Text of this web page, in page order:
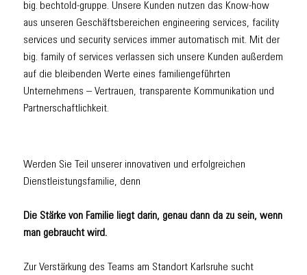
big. bechtold-gruppe. Unsere Kunden nutzen das Know-how
aus unseren Geschäftsbereichen engineering services, facility
services und security services immer automatisch mit. Mit der
big. family of services verlassen sich unsere Kunden außerdem
auf die bleibenden Werte eines familiengeführten
Unternehmens – Vertrauen, transparente Kommunikation und
Partnerschaftlichkeit.
Werden Sie Teil unserer innovativen und erfolgreichen
Dienstleistungsfamilie, denn
Die Stärke von Familie liegt darin, genau dann da zu sein, wenn
man gebraucht wird.
Zur Verstärkung des Teams am Standort Karlsruhe sucht